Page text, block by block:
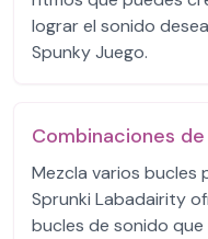
lograr el sonido
Spunky Juego.
Combinaciones
Mezcla varios bucles
Sprunki Labadairity
bucles de sonido